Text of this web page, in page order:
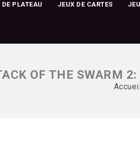
PLATEAU JEUX DE CARTES
OF THE SWARM 2: